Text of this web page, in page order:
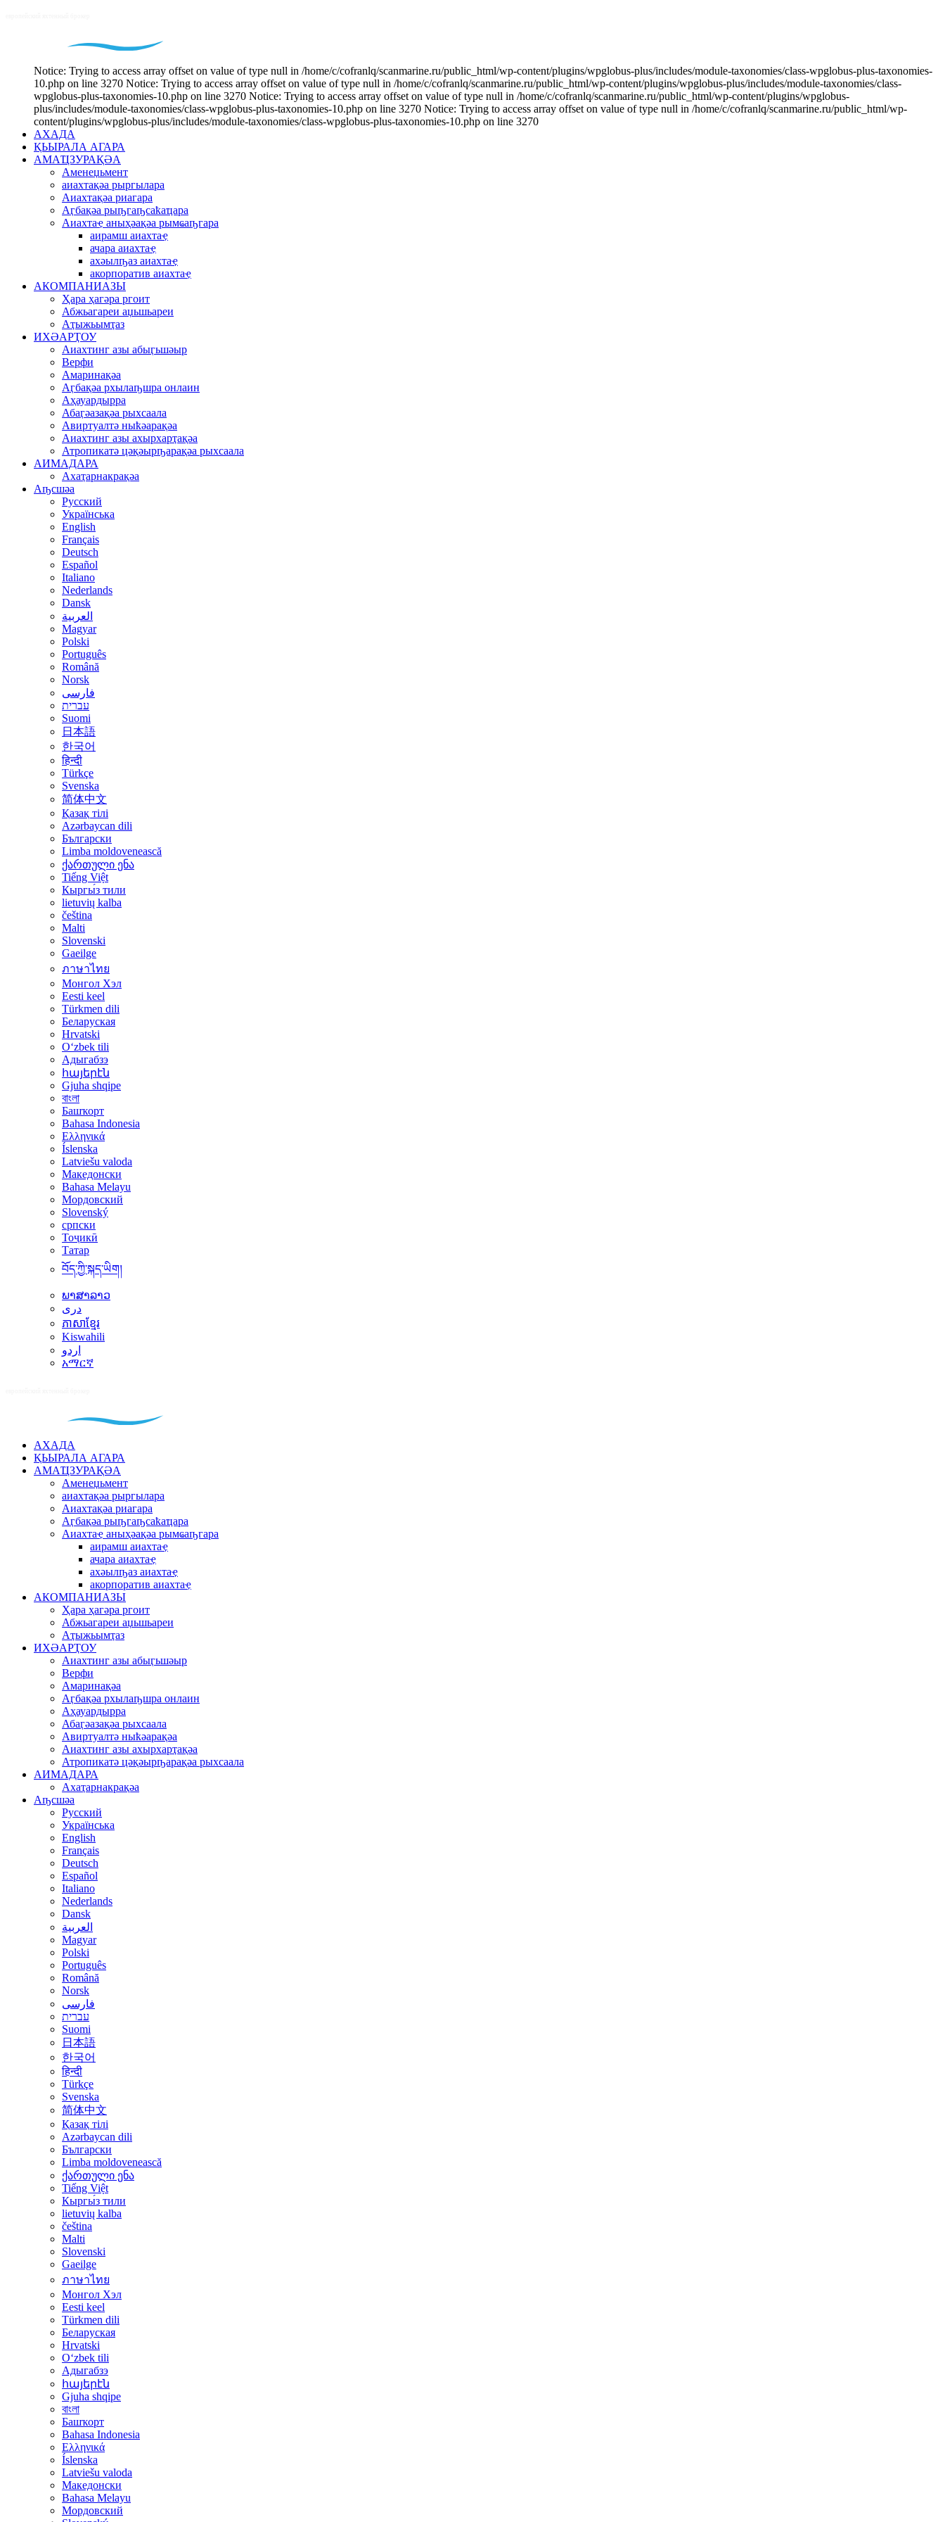
Notice: Trying to access array offset on value of type null in /home/c/cofranlq/scanmarine.ru/public_html/wp-content/plugins/wpglobus-plus/includes/module-taxonomies/class-wpglobus-plus-taxonomies-
10.php on line 3270 Notice: Trying to access array offset on value of type null in /home/c/cofranlq/scanmarine.ru/public_html/wp-content/plugins/wpglobus-plus/includes/module-taxonomies/class-
wpglobus-plus-taxonomies-10.php on line 3270 Notice: Trying to access array offset on value of type null in /home/c/cofranlq/scanmarine.ru/public_html/wp-content/plugins/wpglobus-
plus/includes/module-taxonomies/class-wpglobus-plus-taxonomies-10.php on line 3270 Notice: Trying to access array offset on value of type null in /home/c/cofranlq/scanmarine.ru/public_html/wp-
content/plugins/wpglobus-plus/includes/module-taxonomies/class-wpglobus-plus-taxonomies-10.php on line 3270
АХАДА
ҚЬЫРАЛА АГАРА
АМАҴЗУРАҚӘА
Аменеџьмент
аиахтақәа рыргылара
Аиахтақәа риагара
Аӷбақәа рыҧгаҧсаҟаҵара
Аиахтаҿ аныҳәақәа рымҩаҧгара
аирамш аиахтаҿ
ачара аиахтаҿ
ахәылҧаз аиахтаҿ
акорпоратив аиахтаҿ
АКОМПАНИАЗЫ
Ҳара ҳагәра ргоит
Абжьагареи аџьшьареи
Аҭыжьымҭаз
ИХӘАРҬОУ
Аиахтинг азы абыӷьшәыр
Верфи
Амаринақәа
Аӷбақәа рхылаҧшра онлаин
Аҳауардырра
Абаӷәазақәа рыхсаала
Авиртуалтә ныҟәарақәа
Аиахтинг азы ахырхарҭақәа
Атропикатә цәқәырҧарақәа рыхсаала
АИМАДАРА
Ахаҭарнакрақәа
Аҧсшәа
Русский
Українська
English
Français
Deutsch
Español
Italiano
Nederlands
Dansk
العربية
Magyar
Polski
Português
Română
Norsk
فارسی
עברית
Suomi
日本語
한국어
हिन्दी
Türkçe
Svenska
简体中文
Қазақ тілі
Azərbaycan dili
Български
Limba moldovenească
ქართული ენა
Tiếng Việt
Кыргы́з тили
lietuvių kalba
čeština
Malti
Slovenski
Gaeilge
ภาษาไทย
Монгол Хэл
Eesti keel
Türkmen dili
Беларуская
Hrvatski
Oʻzbek tili
Адыгабзэ
հայերէն
Gjuha shqipe
বাংলা
Башҡорт
Bahasa Indonesia
Ελληνικά
Íslenska
Latviešu valoda
Македонски
Bahasa Melayu
Мордовский
Slovenský
српски
Тоҷикӣ
Татар
བོད་ཀྱི་སྐད་ཡིག།
ພາສາລາວ
دری
ភាសាខ្មែរ
Kiswahili
اردو
አማርኛ
АХАДА
ҚЬЫРАЛА АГАРА
АМАҴЗУРАҚӘА
Аменеџьмент
аиахтақәа рыргылара
Аиахтақәа риагара
Аӷбақәа рыҧгаҧсаҟаҵара
Аиахтаҿ аныҳәақәа рымҩаҧгара
аирамш аиахтаҿ
ачара аиахтаҿ
ахәылҧаз аиахтаҿ
акорпоратив аиахтаҿ
АКОМПАНИАЗЫ
Ҳара ҳагәра ргоит
Абжьагареи аџьшьареи
Аҭыжьымҭаз
ИХӘАРҬОУ
Аиахтинг азы абыӷьшәыр
Верфи
Амаринақәа
Аӷбақәа рхылаҧшра онлаин
Аҳауардырра
Абаӷәазақәа рыхсаала
Авиртуалтә ныҟәарақәа
Аиахтинг азы ахырхарҭақәа
Атропикатә цәқәырҧарақәа рыхсаала
АИМАДАРА
Ахаҭарнакрақәа
Аҧсшәа
Русский
Українська
English
Français
Deutsch
Español
Italiano
Nederlands
Dansk
العربية
Magyar
Polski
Português
Română
Norsk
فارسی
עברית
Suomi
日本語
한국어
हिन्दी
Türkçe
Svenska
简体中文
Қазақ тілі
Azərbaycan dili
Български
Limba moldovenească
ქართული ენა
Tiếng Việt
Кыргы́з тили
lietuvių kalba
čeština
Malti
Slovenski
Gaeilge
ภาษาไทย
Монгол Хэл
Eesti keel
Türkmen dili
Беларуская
Hrvatski
Oʻzbek tili
Адыгабзэ
հայերէն
Gjuha shqipe
বাংলা
Башҡорт
Bahasa Indonesia
Ελληνικά
Íslenska
Latviešu valoda
Македонски
Bahasa Melayu
Мордовский